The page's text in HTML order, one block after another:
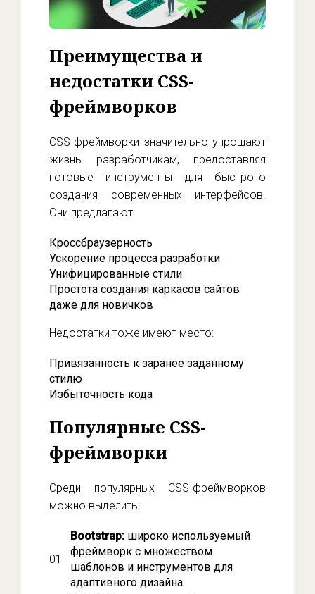
Преимущества и
недостатки CSS-
фреймворков
CSS-фреймворки значительно упрощают
жизнь разработчикам, предоставляя
готовые инструменты для быстрого
создания современных интерфейсов.
Они предлагают:
Кроссбраузерность
Ускорение процесса разработки
Унифицированные стили
Простота создания каркасов сайтов
даже для новичков
Недостатки тоже имеют место:
Привязанность к заранее заданному
стилю
Избыточность кода
Популярные CSS-
фреймворки
Среди популярных CSS-фреймворков
можно выделить:
Bootstrap: широко используемый
фреймворк с множеством
шаблонов и инструментов для
адаптивного дизайна.